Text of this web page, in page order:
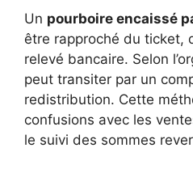
Un pourboire encaissé
être rapproché du ticket,
relevé bancaire. Selon
peut transiter par un
redistribution. Cette
confusions avec les
le suivi des sommes